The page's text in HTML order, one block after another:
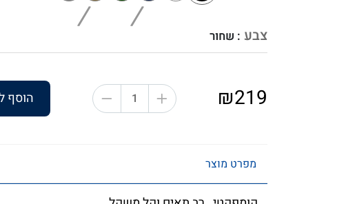
צבע : שחור
₪219 הוסף
מפרט מוצר